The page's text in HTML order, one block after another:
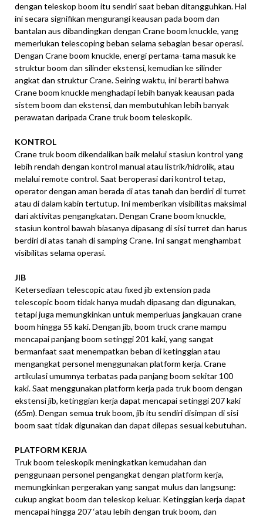
dengan teleskop boom itu sendiri saat beban ditangguhkan. Hal
ini secara signifikan mengurangi keausan pada boom dan
bantalan aus dibandingkan dengan Crane boom knuckle, yang
memerlukan telescoping beban selama sebagian besar operasi.
Dengan Crane boom knuckle, energi pertama-tama masuk ke
struktur boom dan silinder ekstensi, kemudian ke silinder
angkat dan struktur Crane. Seiring waktu, ini berarti bahwa
Crane boom knuckle menghadapi lebih banyak keausan pada
sistem boom dan ekstensi, dan membutuhkan lebih banyak
perawatan daripada Crane truk boom teleskopik.
KONTROL
Crane truk boom dikendalikan baik melalui stasiun kontrol yang
lebih rendah dengan kontrol manual atau listrik/hidrolik, atau
melalui remote control. Saat beroperasi dari kontrol tetap,
operator dengan aman berada di atas tanah dan berdiri di turret
atau di dalam kabin tertutup. Ini memberikan visibilitas maksimal
dari aktivitas pengangkatan. Dengan Crane boom knuckle,
stasiun kontrol bawah biasanya dipasang di sisi turret dan harus
berdiri di atas tanah di samping Crane. Ini sangat menghambat
visibilitas selama operasi.
JIB
Ketersediaan telescopic atau fixed jib extension pada
telescopic boom tidak hanya mudah dipasang dan digunakan,
tetapi juga memungkinkan untuk memperluas jangkauan crane
boom hingga 55 kaki. Dengan jib, boom truck crane mampu
mencapai panjang boom setinggi 201 kaki, yang sangat
bermanfaat saat menempatkan beban di ketinggian atau
mengangkat personel menggunakan platform kerja. Crane
artikulasi umumnya terbatas pada panjang boom sekitar 100
kaki. Saat menggunakan platform kerja pada truk boom dengan
ekstensi jib, ketinggian kerja dapat mencapai setinggi 207 kaki
(65m). Dengan semua truk boom, jib itu sendiri disimpan di sisi
boom saat tidak digunakan dan dapat dilepas sesuai kebutuhan.
PLATFORM KERJA
Truk boom teleskopik meningkatkan kemudahan dan
penggunaan personel pengangkat dengan platform kerja,
memungkinkan pergerakan yang sangat mulus dan langsung:
cukup angkat boom dan teleskop keluar. Ketinggian kerja dapat
mencapai hingga 207 ‘atau lebih dengan truk boom, dan